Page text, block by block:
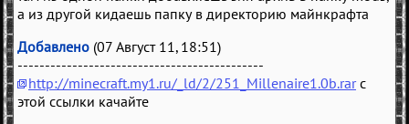
а из другой кидаешь папку в директорию майнкрафта
Добавлено (07 Август 11, 18:51)
---------------------------------------------
http://minecraft.my1.ru/_ld/2/251_Millenaire1.0b.rarс
этой ссылки качайте